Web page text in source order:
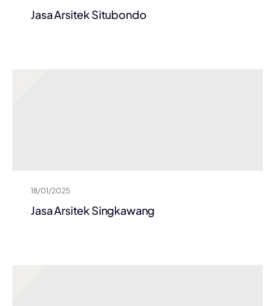
Jasa Arsitek Situbondo
18/01/2025
Jasa Arsitek Singkawang